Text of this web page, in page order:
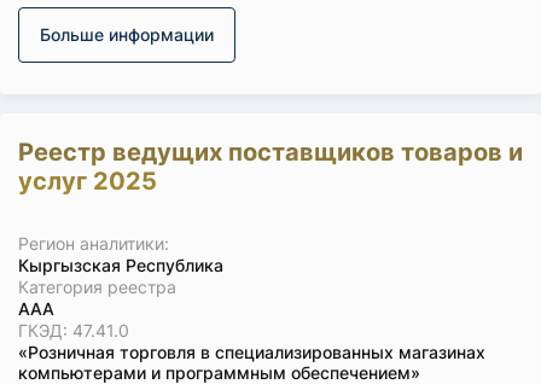
Больше информации
Реестр ведущих поставщиков товаров и
услуг 2025
Регион аналитики:
Кыргызская Республика
Категория реестра
ААА
ГКЭД: 47.41.0
«Розничная торговля в специализированных магазинах
компьютерами и программным обеспечением»